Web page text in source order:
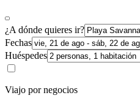
¿A dónde quieres ir?
Fechas
Huéspedes
Viajo por negocios